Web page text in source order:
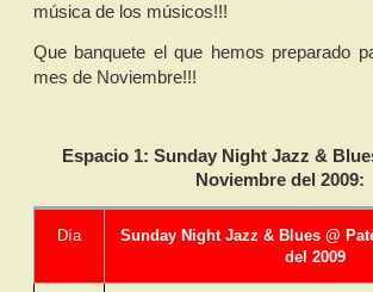
música de los músicos!!!
Que banquete el que hemos preparado
mes de Noviembre!!!
Espacio 1: Sunday Night Jazz &
Noviembre del 2009:
Día
Sunday Night Jazz & Blues @
del 2009